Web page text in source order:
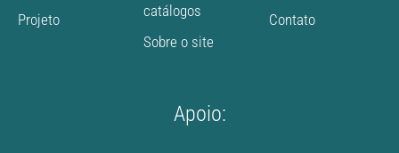
Projeto
catálogos
Sobre o site
Contato
Apoio: